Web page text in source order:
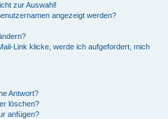
zur Auswahl!
angezeigt werden?
Link klicke, werde ich aufgefordert, mich
Antwort?
löschen?
anfügen?